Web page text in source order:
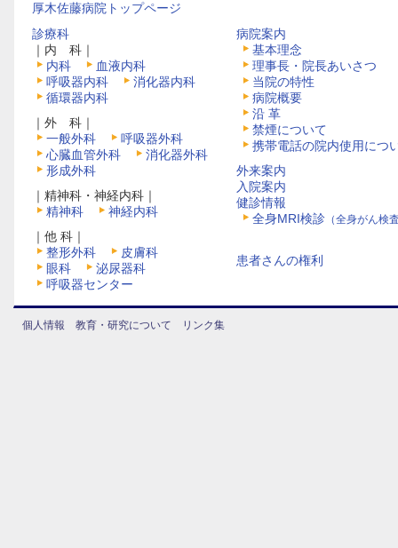
厚木佐藤病院トップページ
診療科
｜内 科｜
内科
血液内科
呼吸器内科
消化器内科
循環器内科
｜外 科｜
一般外科
呼吸器外科
心臓血管外科
消化器外科
形成外科
｜精神科・神経内科｜
精神科
神経内科
｜他 科｜
整形外科
皮膚科
眼科
泌尿器科
呼吸器センター
病院案内
基本理念
理事長・院長あいさつ
当院の特性
病院概要
沿 革
禁煙について
携帯電話の院内使用につ
外来案内
入院案内
健診情報
全身MRI検診 （全身がん検
患者さんの権利
個人情報 教育・研究について リンク集